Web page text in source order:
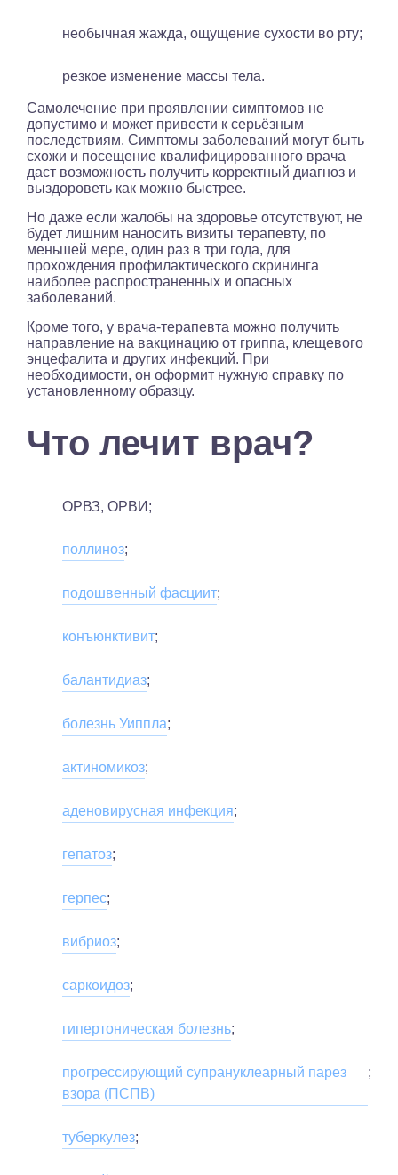
необычная жажда, ощущение сухости во рту;
резкое изменение массы тела.
Самолечение при проявлении симптомов не
допустимо и может привести к серьёзным
последствиям. Симптомы заболеваний могут быть
схожи и посещение квалифицированного врача
даст возможность получить корректный диагноз и
выздороветь как можно быстрее.
Но даже если жалобы на здоровье отсутствуют, не
будет лишним наносить визиты терапевту, по
меньшей мере, один раз в три года, для
прохождения профилактического скрининга
наиболее распространенных и опасных
заболеваний.
Кроме того, у врача-терапевта можно получить
направление на вакцинацию от гриппа, клещевого
энцефалита и других инфекций. При
необходимости, он оформит нужную справку по
установленному образцу.
Что лечит врач?
ОРВЗ, ОРВИ;
поллиноз;
подошвенный фасциит;
конъюнктивит;
балантидиаз;
болезнь Уиппла;
актиномикоз;
аденовирусная инфекция;
гепатоз;
герпес;
вибриоз;
саркоидоз;
гипертоническая болезнь;
прогрессирующий супрануклеарный парез
взора (ПСПВ)
;
туберкулез;